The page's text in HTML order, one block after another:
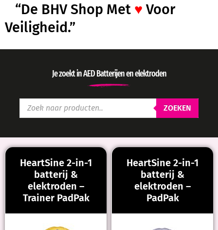
“De BHV Shop Met ♥ Voor
Veiligheid.”
Je zoekt in AED Batterijen en elektroden
ZOEKEN
HeartSine 2-in-1
batterij &
elektroden –
Trainer PadPak
HeartSine 2-in-1
batterij &
elektroden –
PadPak